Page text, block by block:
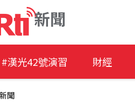
新聞
#漢光42號演習 財經
聞